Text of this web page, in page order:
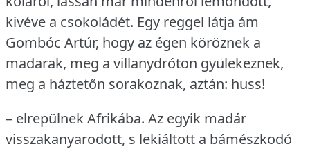
kivéve a csokoládét. Egy reggel látja ám
Gombóc Artúr, hogy az égen köröznek a
madarak, meg a villanydróton gyülekeznek,
meg a háztetőn sorakoznak, aztán: huss!
– elrepülnek Afrikába. Az egyik madár
visszakanyarodott, s lekiáltott a bámészkodó